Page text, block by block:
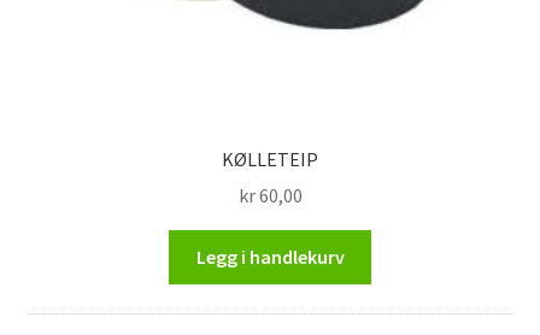
KØLLETEIP
kr60,00
Legg i handlekurv